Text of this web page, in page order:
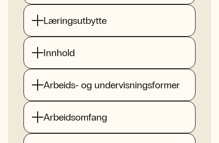
Læringsutbytte
Innhold
Arbeids- og undervisningsformer
Arbeidsomfang